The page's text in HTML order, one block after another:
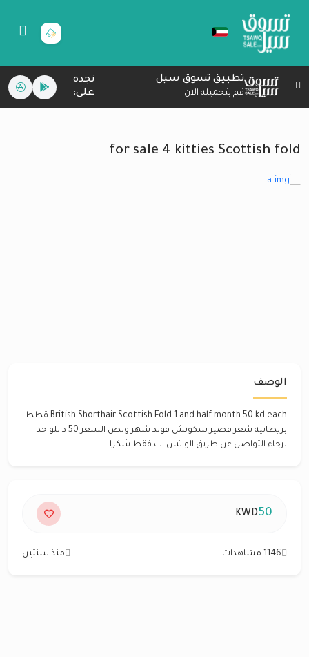
تطبيق تسوق سيل
قم بتحميله الان
تجده
على:
for sale 4 kitties Scottish fold
الوصف
British Shorthair Scottish Fold 1 and half month 50 kd each قطط
بريطانية شعر قصير سكوتش فولد شهر ونص السعر 50 د للواحد
برجاء التواصل عن طريق الواتس اب فقط شكرا
50
KWD
1146 مشاهدات منذ سنتين